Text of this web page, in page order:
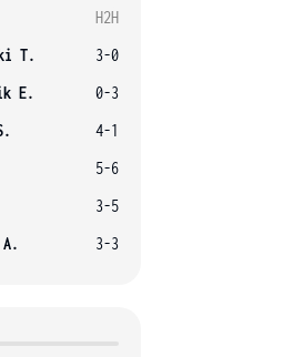
H2H
T.
3-0
E.
0-3
4-1
5-6
3-5
3-3